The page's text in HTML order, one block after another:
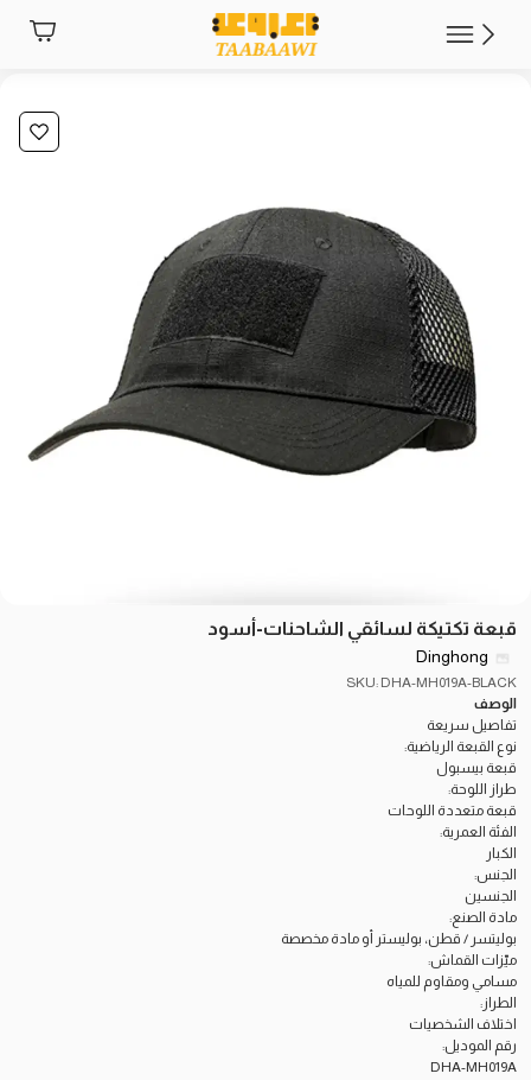
قبعة تكتيكة لسائقي الشاحنات-أسود
Dinghong
SKU: DHA-MH019A-BLACK
الوصف
تفاصيل سريعة
نوع القبعة الرياضية:
قبعة بيسبول
طراز اللوحة:
قبعة متعددة اللوحات
الفئة العمرية:
الكبار
الجنس:
الجنسين
مادة الصنع:
بوليتسر / قطن، بوليستر أو مادة مخصصة
ميّزات القماش:
مسامي ومقاوم للمياه
الطراز:
اختلاف الشخصيات
رقم الموديل:
DHA-MH019A